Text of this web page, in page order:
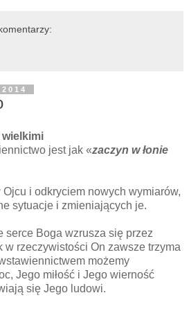
wielkimi
jest jak «zaczyn w łonie
i odkryciem nowych wymiarów,
sytuacje i zmieniających je.
serce Boga wzrusza się przez
rzeczywistości On zawsze trzyma
możemy
Jego miłość i Jego wierność
się Jego ludowi.